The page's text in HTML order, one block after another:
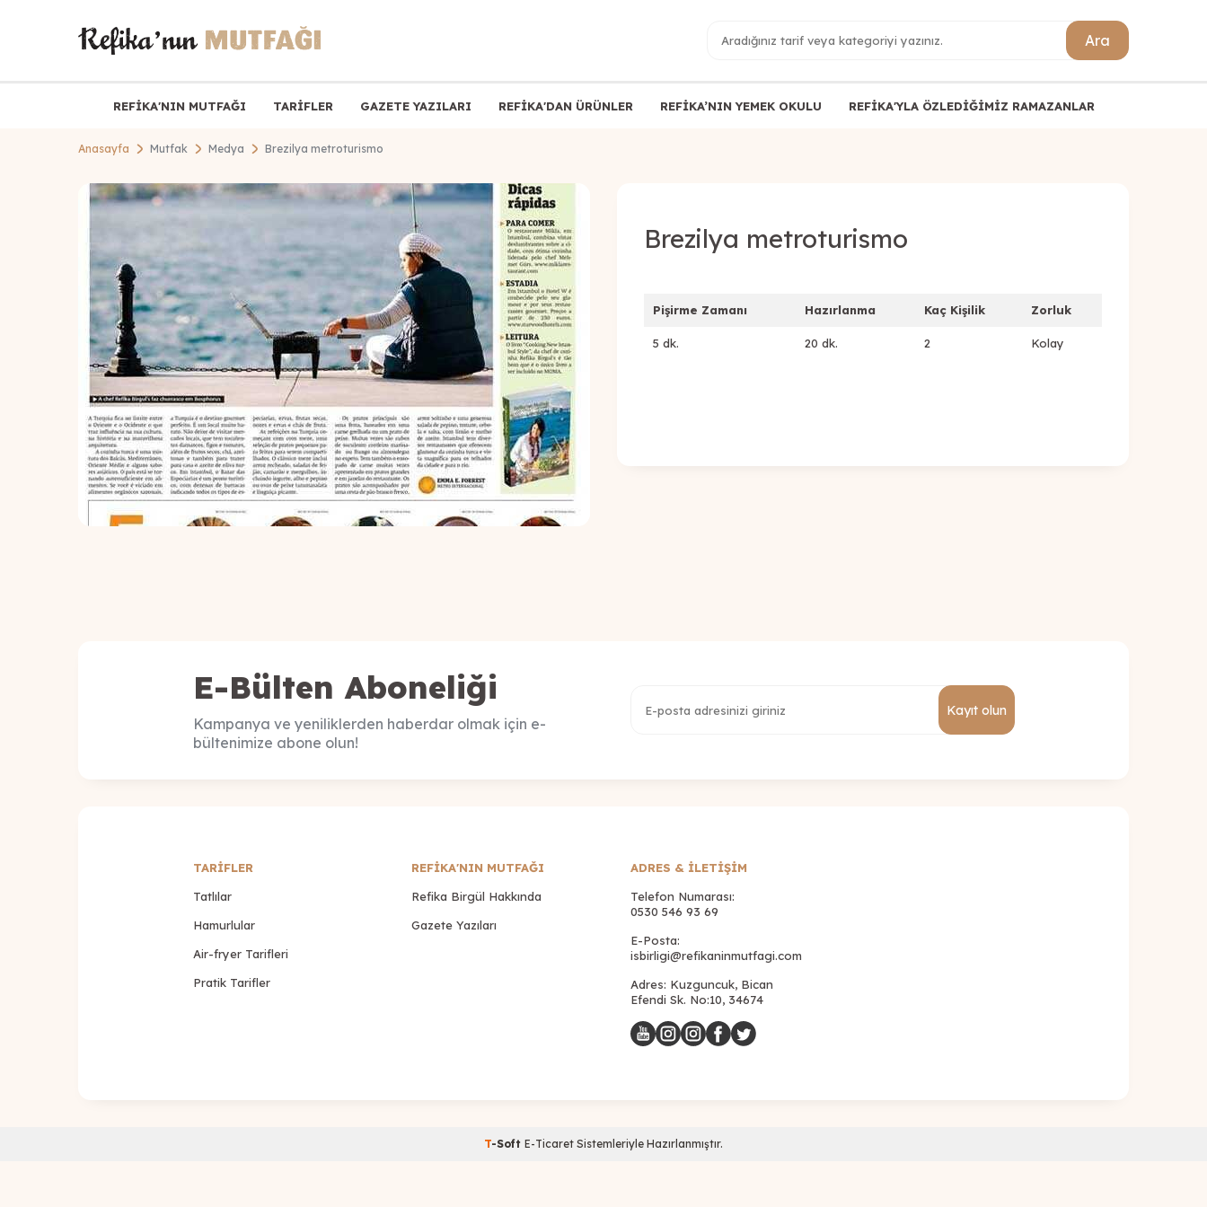
Ara
REFİKA'NIN MUTFAĞI TARİFLER GAZETE YAZILARI REFİKA'DAN ÜRÜNLER REFİKA’NIN YEMEK OKULU REFİKA'YLA ÖZLEDİĞİMİZ RAMAZANLAR
Anasayfa Mutfak Medya Brezilya metroturismo
Brezilya metroturismo
Pişirme Zamanı Hazırlanma Kaç Kişilik Zorluk
5 dk. 20 dk. 2 Kolay
E-Bülten Aboneliği
Kampanya ve yeniliklerden haberdar olmak için e-
bültenimize abone olun!
Kayıt olun
TARİFLER
Tatlılar
Hamurlular
Air-fryer Tarifleri
Pratik Tarifler
REFİKA'NIN MUTFAĞI
Refika Birgül Hakkında
Gazete Yazıları
ADRES & İLETIŞIM
Telefon Numarası:
0530 546 93 69
E-Posta:
isbirligi@refikaninmutfagi.com
Adres: Kuzguncuk, Bican
Efendi Sk. No:10, 34674
T-Soft E-Ticaret Sistemleriyle Hazırlanmıştır.